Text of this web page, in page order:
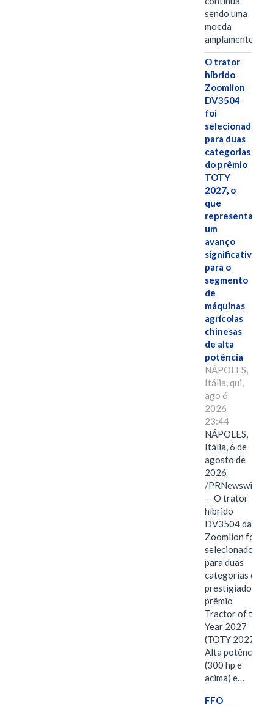
sendo uma
moeda
amplamente…
O trator
híbrido
Zoomlion
DV3504
foi
selecionado
para duas
categorias
do prêmio
TOTY
2027, o
que
representa
um
avanço
significativo
para o
segmento
de
máquinas
agrícolas
chinesas
de alta
potência
NÁPOLES,
Itália, qui,
ago 6
2026
23:44
NÁPOLES,
Itália, 6 de
agosto de
2026
/PRNewswire/
-- O trator
híbrido
DV3504 da
Zoomlion foi
selecionado
para duas
categorias do
prestigiado
prêmio
Tractor of the
Year 2027
(TOTY 2027:
Alta potência
(300 hp e
acima) e…
FFO